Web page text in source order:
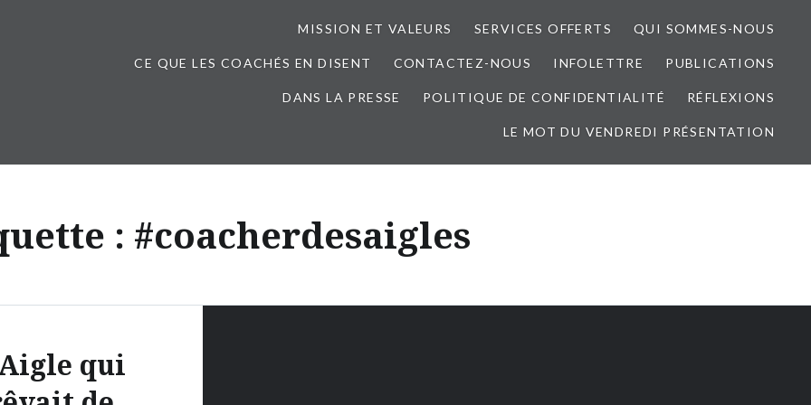
MISSION ET VALEURS SERVICES OFFERTS QUI SOMMES-NOUS
CE QUE LES COACHÉS EN DISENT CONTACTEZ-NOUS INFOLETTRE PUBLICATIONS
DANS LA PRESSE POLITIQUE DE CONFIDENTIALITÉ RÉFLEXIONS
LE MOT DU VENDREDI PRÉSENTATION
: #coacherdesaigles
qui